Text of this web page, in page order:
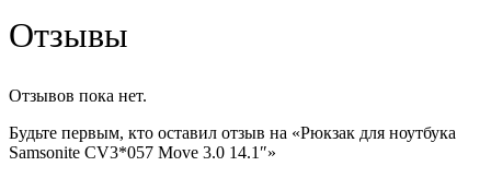
Отзывы
Отзывов пока нет.
Будьте первым, кто оставил отзыв на «Рюкзак для ноутбука
Samsonite CV3*057 Move 3.0 14.1″»